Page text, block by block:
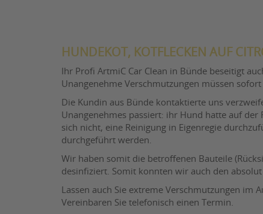
HUNDEKOT, KOTFLECKEN AUF
Ihr Profi ArtmiC Car Clean in Bünde beseitigt
Unangenehme Verschmutzungen müssen sofort
Die Kundin aus Bünde kontaktierte uns
Unangenehmes passiert: ihr Hund hatte auf
sich nicht, eine Reinigung in Eigenregie
durchgeführt werden.
Wir haben somit die betroffenen Bauteile
desinfiziert. Somit konnten wir auch den
Lassen auch Sie extreme Verschmutzungen im
Vereinbaren Sie telefonisch einen Termin.